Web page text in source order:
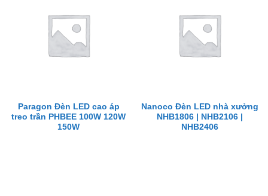
Paragon Đèn LED cao áp
treo trần PHBEE 100W 120W
150W
Nanoco Đèn LED nhà xưởng
NHB1806 | NHB2106 |
NHB2406